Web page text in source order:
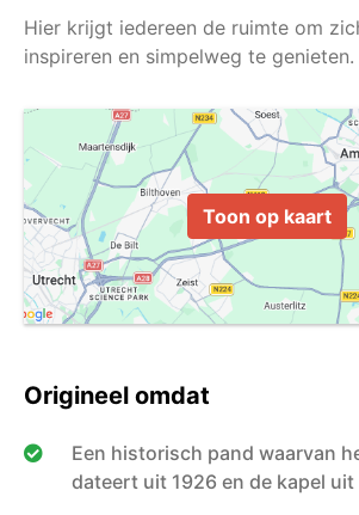
Hier krijgt iedereen de ruimte om
Toon op kaart
Origineel omdat
Een historisch pand waarvan
dateert uit 1926 en de kapel uit